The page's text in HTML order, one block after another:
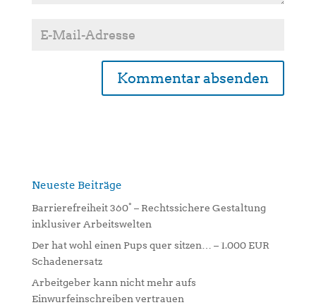
n
v
e
:
Neueste Beiträge
Barrierefreiheit 360° – Rechtssichere Gestaltung
inklusiver Arbeitswelten
Der hat wohl einen Pups quer sitzen… – 1.000 EUR
Schadenersatz
Arbeitgeber kann nicht mehr aufs
Einwurfeinschreiben vertrauen